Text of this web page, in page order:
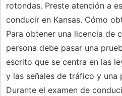
rotondas. Preste atención a
conducir en Kansas. Cómo
Para obtener una licencia de
persona debe pasar una
escrito que se centra en las
y las señales de tráfico y una
Durante el examen de